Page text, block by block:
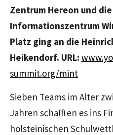
Zentrum Hereon und die
Informationszentrum
Platz ging an die
Heikendorf. URL:
summit.org/mint
Sieben Teams im Alter
Jahren schafften es ins
holsteinischen